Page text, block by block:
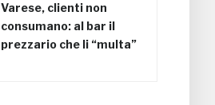
Varese, clienti non
consumano: al bar il
prezzario che li “multa”